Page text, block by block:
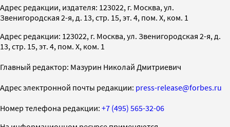
Адрес редакции, издателя: 123022, г. Москва, ул.
Звенигородская 2-я, д. 13, стр. 15, эт. 4, пом. X, ком. 1
Адрес редакции: 123022, г. Москва, ул. Звенигородская 2-я, д.
13, стр. 15, эт. 4, пом. X, ком. 1
Главный редактор: Мазурин Николай Дмитриевич
Адрес электронной почты редакции: press-release@forbes.ru
Номер телефона редакции: +7 (495) 565-32-06